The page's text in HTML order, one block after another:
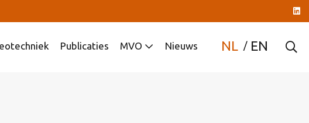
Publicaties MVO Nieuws NL EN